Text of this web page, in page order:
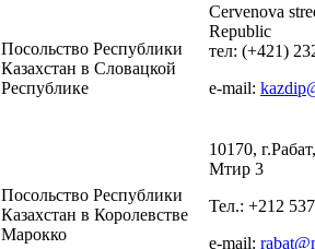
Посольство Республики
Казахстан в Словацкой
Республике
Cervenova
Republic
тел: (+421)
e-mail:
Посольство Республики
Казахстан в Королевстве
Марокко
10170,
Мтир 3
Тел.: +212
e-mail: